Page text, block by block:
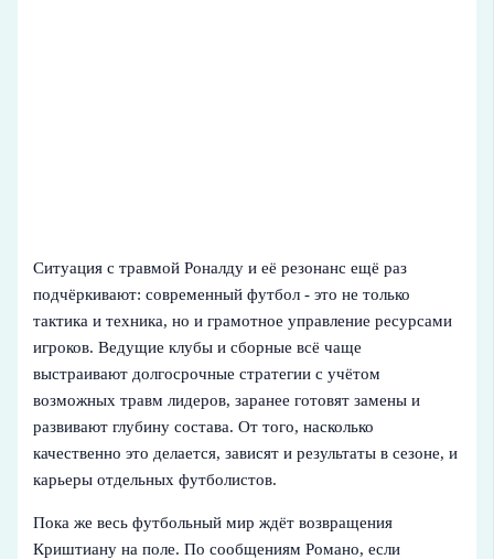
Ситуация с травмой Роналду и её резонанс ещё раз
подчёркивают: современный футбол - это не только
тактика и техника, но и грамотное управление ресурсами
игроков. Ведущие клубы и сборные всё чаще
выстраивают долгосрочные стратегии с учётом
возможных травм лидеров, заранее готовят замены и
развивают глубину состава. От того, насколько
качественно это делается, зависят и результаты в сезоне, и
карьеры отдельных футболистов.
Пока же весь футбольный мир ждёт возвращения
Криштиану на поле. По сообщениям Романо, если